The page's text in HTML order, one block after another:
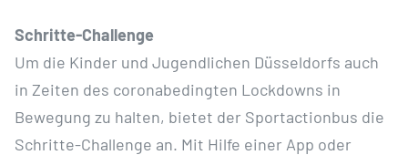
Schritte-Challenge
Um die Kinder und Jugendlichen Düsseldorfs auch
in Zeiten des coronabedingten Lockdowns in
Bewegung zu halten, bietet der Sportactionbus die
Schritte-Challenge an. Mit Hilfe einer App oder